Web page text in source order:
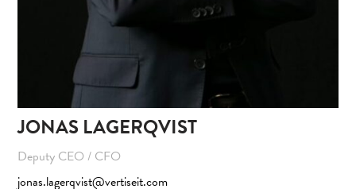
JONAS LAGERQVIST
Deputy CEO / CFO
jonas.lagerqvist@vertiseit.com